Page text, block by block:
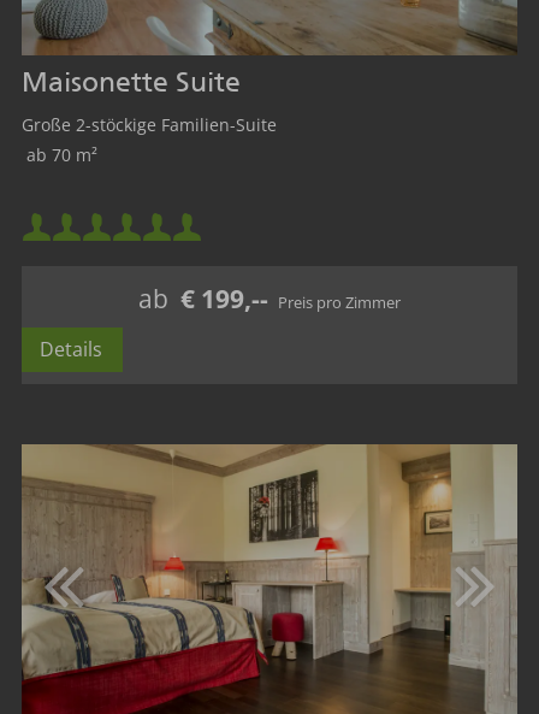
Maisonette Suite
Große 2-stöckige Familien-Suite
ab 70 m²
Mindestbelegung:
Maximalbelegung:
ab € 199,--
Details